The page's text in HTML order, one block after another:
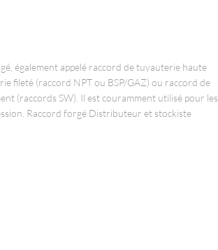
également appelé raccord de tuyauterie haute
fileté (raccord NPT ou BSP/GAZ) ou raccord de
(raccords SW). Il est couramment utilisé pour les
Raccord forgé Distributeur et stockiste